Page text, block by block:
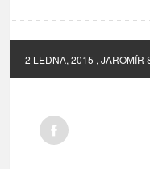
2 LEDNA, 2015 , JAROMÍR